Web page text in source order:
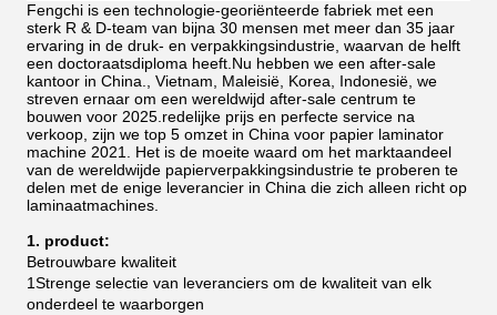
Fengchi is een technologie-georiënteerde fabriek met een
sterk R & D-team van bijna 30 mensen met meer dan 35 jaar
ervaring in de druk- en verpakkingsindustrie, waarvan de helft
een doctoraatsdiploma heeft.Nu hebben we een after-sale
kantoor in China., Vietnam, Maleisië, Korea, Indonesië, we
streven ernaar om een wereldwijd after-sale centrum te
bouwen voor 2025.redelijke prijs en perfecte service na
verkoop, zijn we top 5 omzet in China voor papier laminator
machine 2021. Het is de moeite waard om het marktaandeel
van de wereldwijde papierverpakkingsindustrie te proberen te
delen met de enige leverancier in China die zich alleen richt op
laminaatmachines.
1. product:
Betrouwbare kwaliteit
1Strenge selectie van leveranciers om de kwaliteit van elk
onderdeel te waarborgen